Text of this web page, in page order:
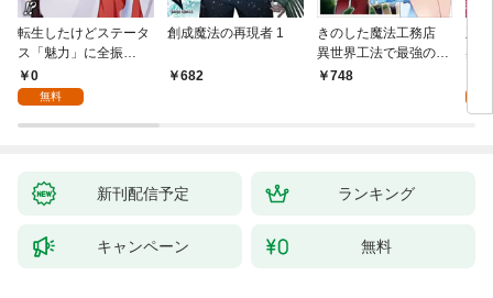
転生したけどステータ
ス「魅力」に全振
り！？(1)
0
無料
創成魔法の再現者 1
682
きのした魔法工務店
異世界工法で最強の家
づくりを（コミック）
748
兆
る
新刊配信予定 ランキング
キャンペーン 無料